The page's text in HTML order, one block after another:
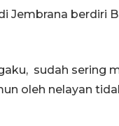
Jembrana berdiri
sudah sering
oleh nelayan